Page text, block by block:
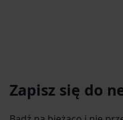
Zapisz się do